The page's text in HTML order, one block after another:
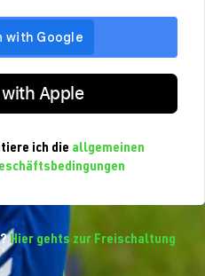
Apple
ich die allgemeinen
Hier gehts zur Freischaltung